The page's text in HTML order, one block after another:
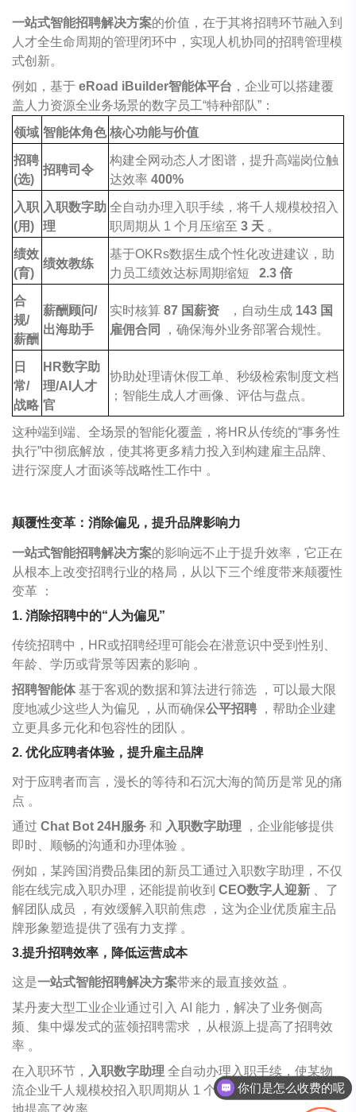
一站式智能招聘解决方案的价值，在于其将招聘环节融入到
人才全生命周期的管理闭环中，实现人机协同的招聘管理模
式创新。
例如，基于 eRoad iBuilder智能体平台 ，企业可以搭建覆
盖人力资源全业务场景的数字员工“特种部队”：
领域 智能体角色 核心功能与价值
招聘
(选)
招聘司令
构建全网动态人才图谱，提升高端岗位触
达效率 400%
入职
(用)
入职数字助
理
全自动办理入职手续，将千人规模校招入
职周期从 1 个月压缩至 3 天 。
绩效
(育)
绩效教练
基于OKRs数据生成个性化改进建议，助
力员工绩效达标周期缩短 2.3 倍
合
规/
薪酬
薪酬顾问/
出海助手
实时核算 87 国薪资 ，自动生成 143 国
雇佣合同
，确保海外业务部署合规性。
日
常/
战略
HR数字助
理/AI人才
官
协助处理请休假工单、秒级检索制度文档
；智能生成人才画像、评估与盘点。
这种端到端、全场景的智能化覆盖，将HR从传统的“事务性
执行”中彻底解放，使其将更多精力投入到构建雇主品牌、
进行深度人才面谈等战略性工作中 。
颠覆性变革：消除偏见，提升品牌影响力
一站式智能招聘解决方案的影响远不止于提升效率，它正在
从根本上改变招聘行业的格局，从以下三个维度带来颠覆性
变革
：
1. 消除招聘中的“人为偏见”
传统招聘中， HR或招聘经理可能会在潜意识中受到性别、
年龄、学历或背景等因素的影响 。
招聘智能体 基于客观的数据和算法进行筛选
，可以最大限
度地减少这些人为偏见
，从而确保公平招聘
，帮助企业建
立更具多元化和包容性的团队 。
2. 优化应聘者体验，提升雇主品牌
对于应聘者而言，漫长的等待和石沉大海的简历是常见的痛
点 。
通过 Chat Bot 24H 服务 和 入职数字助理
，企业能够提供
即时、顺畅的沟通和办理体验 。
例如，某跨国消费品集团的新员工通过入职数字助理，不仅
能在线完成入职办理，还能提前收到 CEO数字人迎新
、了
解团队成员
，有效缓解入职前焦虑
，这为企业优质雇主品
牌形象塑造提供了强有力支撑 。
3.提升招聘效率，降低运营成本
这是一站式智能招聘解决方案带来的最直接效益 。
某丹麦大型工业企业通过引入 AI 能力，解决了业务侧高
频、集中爆发式的蓝领招聘需求
，从根源上提高了招聘效
率 。
在入职环节， 入职数字助理 全自动办理入职手续，使某物
流企业千人规模校招入职周期从 1 个月压缩至 3天 ，极大
地提高了效率
你们是怎么收费的呢